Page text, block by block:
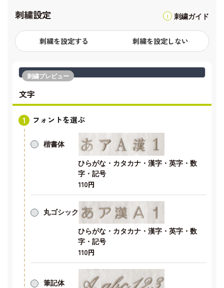
刺繍設定 刺繍ガイド
刺繍を設定する 刺繍を設定しない
刺繍プレビュー
文字
フォントを選ぶ
楷書体
ひらがな・カタカナ・漢字・英字・数
字・記号
110円
丸ゴシック
ひらがな・カタカナ・漢字・英字・数
字・記号
110円
筆記体